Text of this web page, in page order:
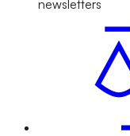
newsletters